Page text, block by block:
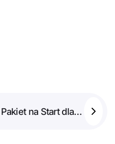
Pakiet na Start dla MŁODYCH 2